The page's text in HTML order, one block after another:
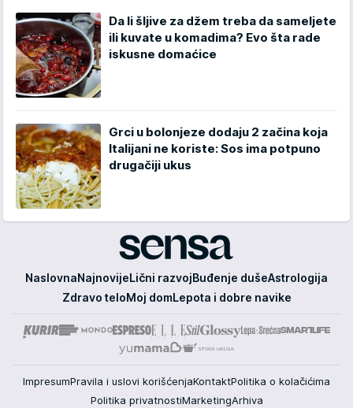
Da li šljive za džem treba da sameljete
ili kuvate u komadima? Evo šta rade
iskusne domaćice
Grci u bolonjeze dodaju 2 začina koja
Italijani ne koriste: Sos ima potpuno
drugačiji ukus
Sensa
NaslovnaNajnovijeLični razvojBuđenje dušeAstrologija
Zdravo teloMoj domLepota i dobre navike
ImpresumPravila i uslovi korišćenjaKontaktPolitika o kolačićima
Politika privatnostiMarketingArhiva